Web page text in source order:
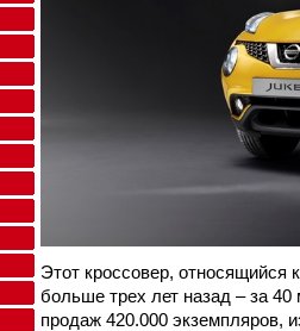
Этот кроссовер, относящийся
больше трех лет назад – за
продаж 420.000 экземпляров,